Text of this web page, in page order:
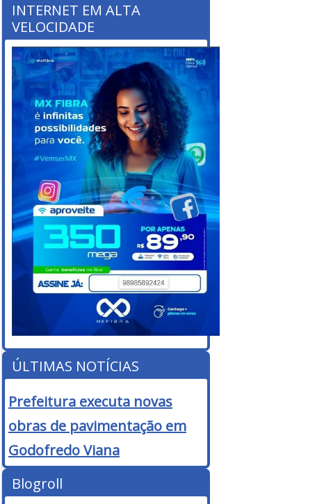
INTERNET EM ALTA
VELOCIDADE
ÚLTIMAS NOTÍCIAS
Prefeitura executa novas
obras de pavimentação em
Godofredo Viana
Blogroll